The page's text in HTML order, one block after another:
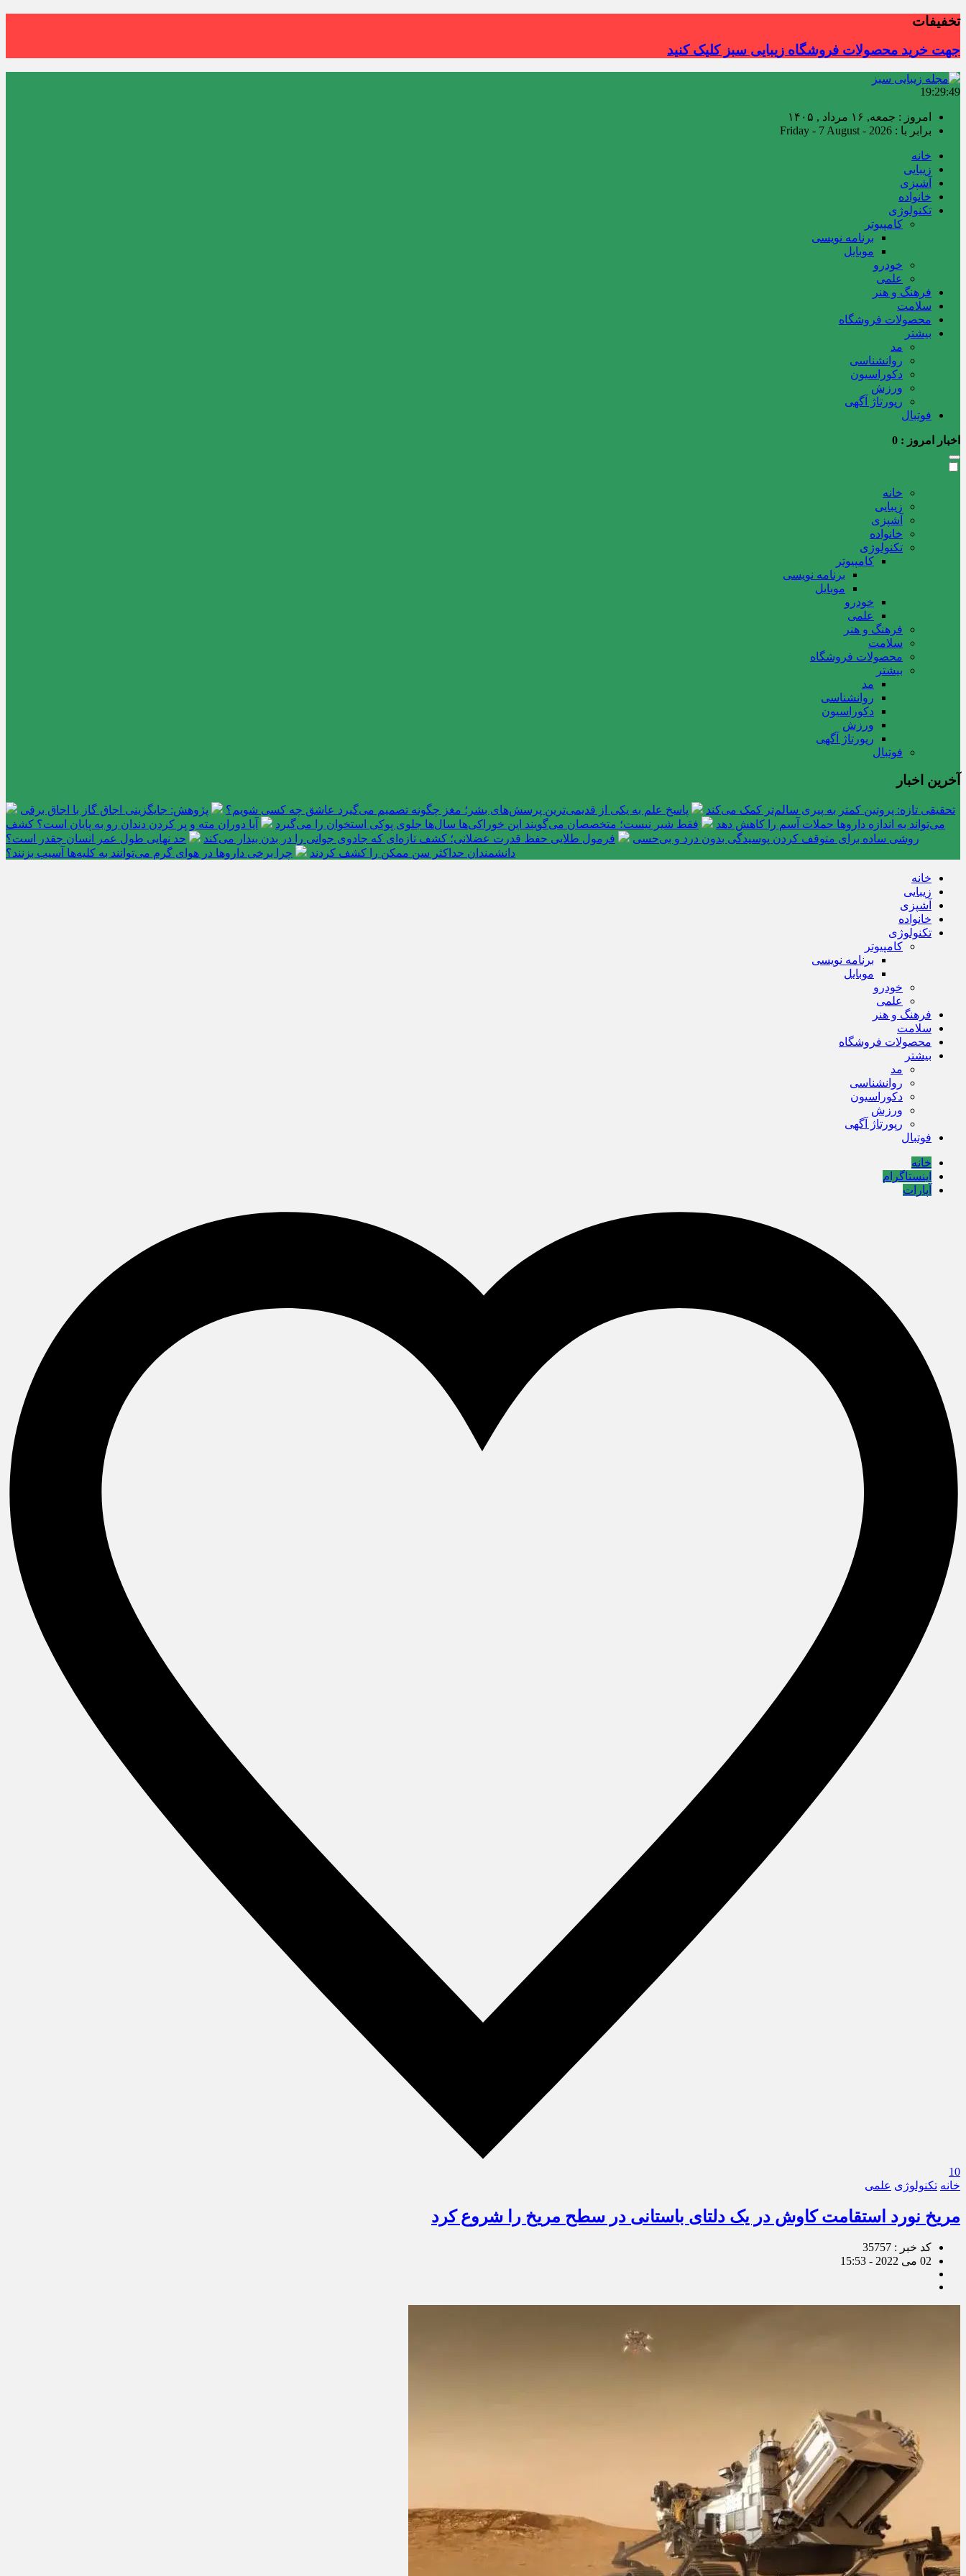
تخفیفات
جهت خرید محصولات فروشگاه زیبایی سبز کلیک کنید
19:29:50
امروز : جمعه, ۱۶ مرداد , ۱۴۰۵
برابر با : Friday - 7 August - 2026
خانه
زیبایی
آشپزی
خانواده
تکنولوژی
کامپیوتر
برنامه نویسی
موبایل
خودرو
علمی
فرهنگ و هنر
سلامت
محصولات فروشگاه
بیشتر
مد
روانشناسی
دکوراسیون
ورزش
رپورتاژ آگهی
فوتبال
اخبار امروز : 0
خانه
زیبایی
آشپزی
خانواده
تکنولوژی
کامپیوتر
برنامه نویسی
موبایل
خودرو
علمی
فرهنگ و هنر
سلامت
محصولات فروشگاه
بیشتر
مد
روانشناسی
دکوراسیون
ورزش
رپورتاژ آگهی
فوتبال
آخرین اخبار
تحقیقی تازه: پروتین کمتر به پیری سالم‌تر کمک می‌کند پاسخ علم به یکی از قدیمی‌ترین پرسش‌های بشر؛ مغز چگونه تصمیم می‌گیرد عاشق چه کسی شویم؟
پژوهش: جایگزینی اجاق گاز با اجاق برقی
می‌تواند به اندازه داروها حملات آسم را کاهش دهد
فقط شیر نیست؛ متخصصان می‌گویند این خوراکی‌ها سال‌ها جلوی پوکی استخوان را می‌گیرد
آیا دوران مته و پر کردن دندان رو به پایان است؟ کشف
روشی ساده برای متوقف کردن پوسیدگی بدون درد و بی‌حسی
فرمول طلایی حفظ قدرت عضلانی؛ کشف تازه‌ای که جادوی جوانی را در بدن بیدار می‌کند
حد نهایی طول عمر انسان چقدر است؟
دانشمندان حداکثر سن ممکن را کشف کردند
چرا برخی داروها در هوای گرم می‌توانند به کلیه‌ها آسیب بزنند؟
خانه
زیبایی
آشپزی
خانواده
تکنولوژی
کامپیوتر
برنامه نویسی
موبایل
خودرو
علمی
فرهنگ و هنر
سلامت
محصولات فروشگاه
بیشتر
مد
روانشناسی
دکوراسیون
ورزش
رپورتاژ آگهی
فوتبال
خانه
اینستاگرام
آپارات
10
خانه تکنولوژی علمی
مریخ‌ نورد استقامت کاوش در یک دلتای باستانی در سطح مریخ را شروع کرد
کد خبر : 35757
02 می 2022 - 15:53